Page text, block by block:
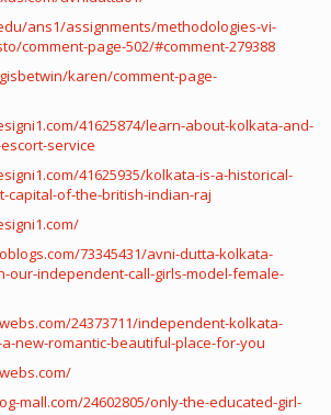
ans1/assignments/methodologies-vi-
comment-page-502/#comment-279388
karen/comment-page-
41625874/learn-about-kolkata-and-
service
41625935/kolkata-is-a-historical-
capital-of-the-british-indian-raj
73345431/avni-dutta-kolkata-
our-independent-call-girls-model-female-
24373711/independent-kolkata-
new-romantic-beautiful-place-for-you
mall.com/24602805/only-the-educated-girl-